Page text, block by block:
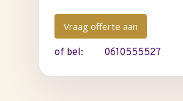
Vraag offerte aan
of bel: 0610555527